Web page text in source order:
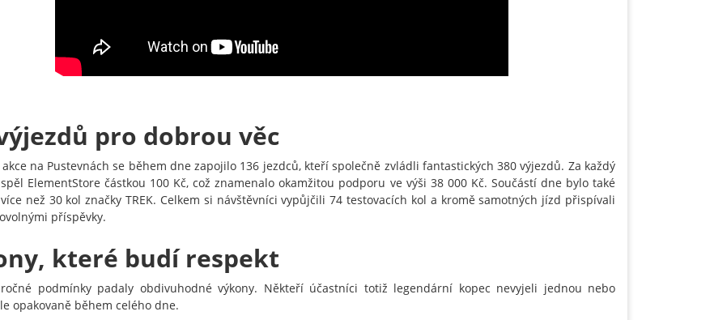
pro dobrou věc
na Pustevnách se během dne zapojilo 136 jezdců, kteří společně zvládli fantastických 380 výjezdů. Za každý
ElementStore částkou 100 Kč, což znamenalo okamžitou podporu ve výši 38 000 Kč. Součástí dne bylo také
než 30 kol značky TREK. Celkem si návštěvníci vypůjčili 74 testovacích kol a kromě samotných jízd přispívali
příspěvky.
které budí respekt
podmínky padaly obdivuhodné výkony. Někteří účastníci totiž legendární kopec nevyjeli jednou nebo
opakovaně během celého dne.